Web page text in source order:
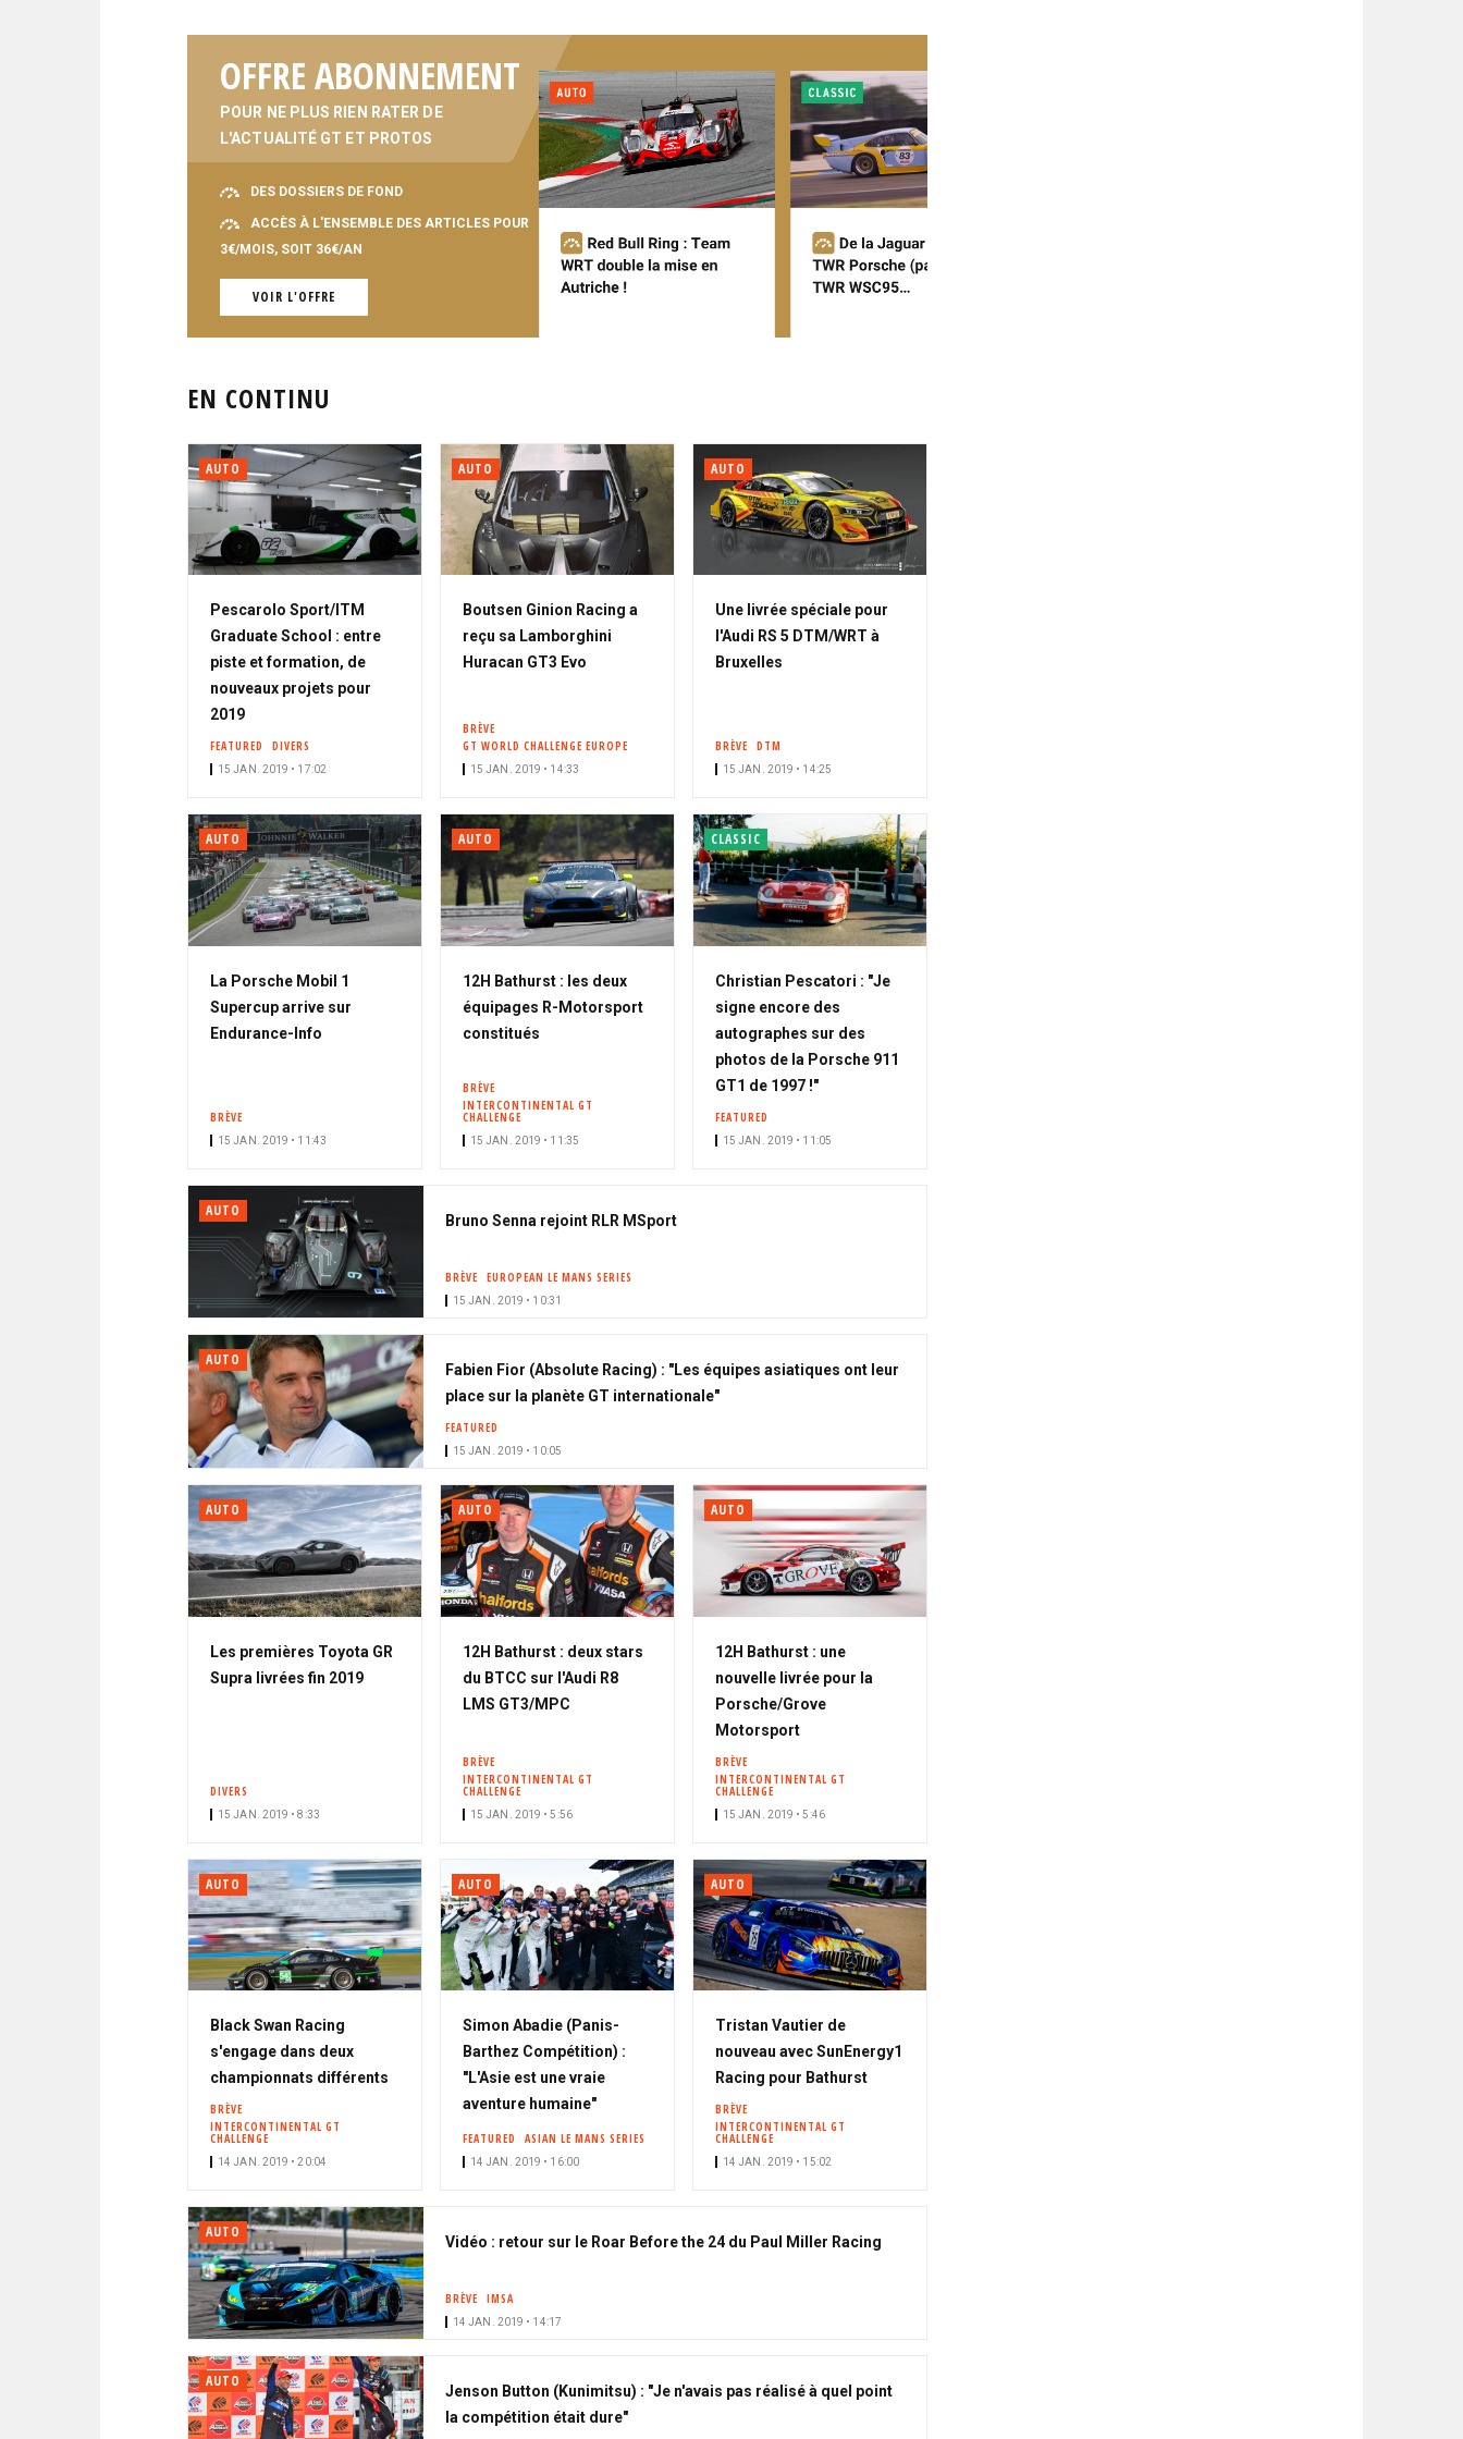
OFFRE ABONNEMENT
POUR NE PLUS RIEN RATER DE
L'ACTUALITÉ GT ET PROTOS
DES DOSSIERS DE FOND
ACCÈS À L'ENSEMBLE DES ARTICLES POUR
3€/MOIS, SOIT 36€/AN
VOIR L'OFFRE
EN CONTINU
AUTO
Pescarolo Sport/ITM
Graduate School : entre
piste et formation, de
nouveaux projets pour
2019
FEATURED DIVERS
15 JAN. 2019 • 17:02
AUTO
Boutsen Ginion Racing a
reçu sa Lamborghini
Huracan GT3 Evo
BRÈVE
GT WORLD CHALLENGE EUROPE
15 JAN. 2019 • 14:33
AUTO
Une livrée spéciale pour
l'Audi RS 5 DTM/WRT à
Bruxelles
BRÈVE DTM
15 JAN. 2019 • 14:25
AUTO
La Porsche Mobil 1
Supercup arrive sur
Endurance-Info
BRÈVE
15 JAN. 2019 • 11:43
AUTO
12H Bathurst : les deux
équipages R-Motorsport
constitués
BRÈVE
INTERCONTINENTAL GT
CHALLENGE
15 JAN. 2019 • 11:35
CLASSIC
Christian Pescatori : "Je
signe encore des
autographes sur des
photos de la Porsche 911
GT1 de 1997 !"
FEATURED
15 JAN. 2019 • 11:05
AUTO
Bruno Senna rejoint RLR MSport
BRÈVE EUROPEAN LE MANS SERIES
15 JAN. 2019 • 10:31
AUTO
Fabien Fior (Absolute Racing) : "Les équipes asiatiques ont leur
place sur la planète GT internationale"
FEATURED
15 JAN. 2019 • 10:05
AUTO
Les premières Toyota GR
Supra livrées fin 2019
DIVERS
15 JAN. 2019 • 8:33
AUTO
12H Bathurst : deux stars
du BTCC sur l'Audi R8
LMS GT3/MPC
BRÈVE
INTERCONTINENTAL GT
CHALLENGE
15 JAN. 2019 • 5:56
AUTO
12H Bathurst : une
nouvelle livrée pour la
Porsche/Grove
Motorsport
BRÈVE
INTERCONTINENTAL GT
CHALLENGE
15 JAN. 2019 • 5:46
AUTO
Black Swan Racing
s'engage dans deux
championnats différents
BRÈVE
INTERCONTINENTAL GT
CHALLENGE
14 JAN. 2019 • 20:04
AUTO
Simon Abadie (Panis-
Barthez Compétition) :
"L'Asie est une vraie
aventure humaine"
FEATURED ASIAN LE MANS SERIES
14 JAN. 2019 • 16:00
AUTO
Tristan Vautier de
nouveau avec SunEnergy1
Racing pour Bathurst
BRÈVE
INTERCONTINENTAL GT
CHALLENGE
14 JAN. 2019 • 15:02
AUTO
Vidéo : retour sur le Roar Before the 24 du Paul Miller Racing
BRÈVE IMSA
14 JAN. 2019 • 14:17
AUTO
Jenson Button (Kunimitsu) : "Je n'avais pas réalisé à quel point
la compétition était dure"